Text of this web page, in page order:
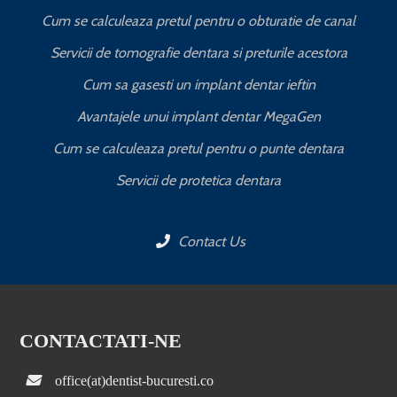
Cum se calculeaza pretul pentru o obturatie de canal
Servicii de tomografie dentara si preturile acestora
Cum sa gasesti un implant dentar ieftin
Avantajele unui implant dentar MegaGen
Cum se calculeaza pretul pentru o punte dentara
Servicii de protetica dentara
Contact Us
CONTACTATI-NE
office(at)dentist-bucuresti.co